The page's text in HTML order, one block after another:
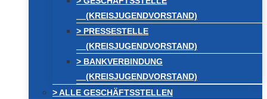
(KREISJUGENDVORSTAND)
> PRESSESTELLE
(KREISJUGENDVORSTAND)
> BANKVERBINDUNG
(KREISJUGENDVORSTAND)
> ALLE GESCHÄFTSSTELLEN